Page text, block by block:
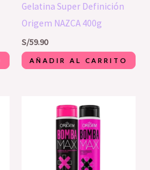
Gelatina Super Definición
Origem NAZCA 400g
S/59.90
AÑADIR AL CARRITO